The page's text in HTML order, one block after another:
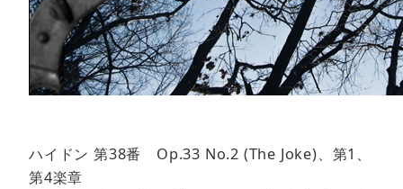
ハイドン 第38番 Op.33 No.2 (The Joke)、第1、
第4楽章